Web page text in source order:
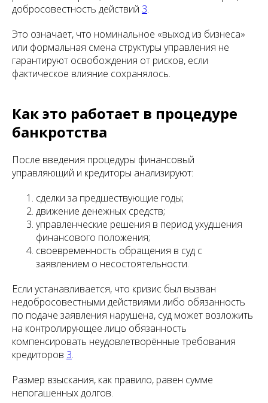
добросовестность действий 3.
Это означает, что номинальное «выход из бизнеса»
или формальная смена структуры управления не
гарантируют освобождения от рисков, если
фактическое влияние сохранялось.
Как это работает в процедуре
банкротства
После введения процедуры финансовый
управляющий и кредиторы анализируют:
сделки за предшествующие годы;
движение денежных средств;
управленческие решения в период ухудшения
финансового положения;
своевременность обращения в суд с
заявлением о несостоятельности.
Если устанавливается, что кризис был вызван
недобросовестными действиями либо обязанность
по подаче заявления нарушена, суд может возложить
на контролирующее лицо обязанность
компенсировать неудовлетворённые требования
кредиторов 3.
Размер взыскания, как правило, равен сумме
непогашенных долгов.